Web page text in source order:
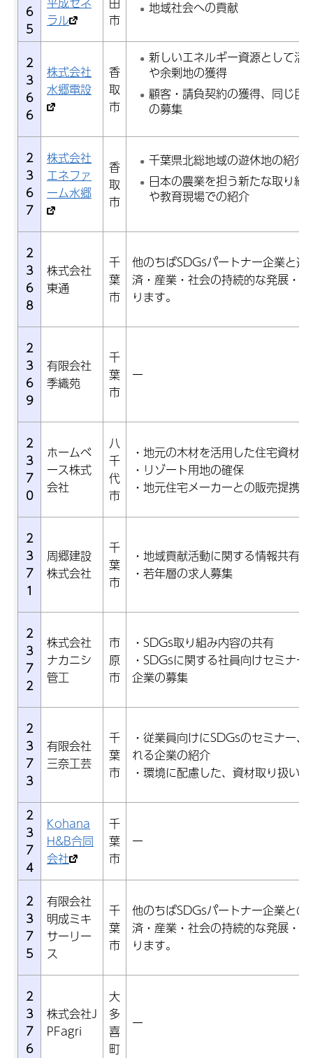
6
5
ラル
市
地域社会への貢献
2
3
6
6
株式会社
水郷電設
香
取
市
新しいエネルギー資源として活
や余剰地の獲得
顧客・請負契約の獲得、同じ目
の募集
2
3
6
7
株式会社
エネファ
ーム水郷
香
取
市
千葉県北総地域の遊休地の紹介
日本の農業を担う新たな取り組
や教育現場での紹介
2
3
6
8
株式会社
東通
千
葉
市
他のちばSDGsパートナー企業と連
済・産業・社会の持続的な発展・
ります。
2
3
6
9
有限会社
季織苑
千
葉
市
ー
2
3
7
0
ホームベ
ース株式
会社
八
千
代
市
・地元の木材を活用した住宅資材
・リゾート用地の確保
・地元住宅メーカーとの販売提携
2
3
7
1
周郷建設
株式会社
千
葉
市
・地域貢献活動に関する情報共有
・若年層の求人募集
2
3
7
2
株式会社
ナカニシ
管工
市
原
市
・SDGs取り組み内容の共有
・SDGsに関する社員向けセミナ
企業の募集
2
3
7
3
有限会社
三奈工芸
千
葉
市
・従業員向けにSDGsのセミナー
れる企業の紹介
・環境に配慮した、資材取り扱い
2
3
7
4
Kohana
H&B合同
会社
千
葉
市
ー
2
3
7
5
有限会社
明成ミキ
サーリー
ス
千
葉
市
他のちばSDGsパートナー企業との
済・産業・社会の持続的な発展・
ります。
2
3
7
6
株式会社J
PFagri
大
多
喜
町
ー